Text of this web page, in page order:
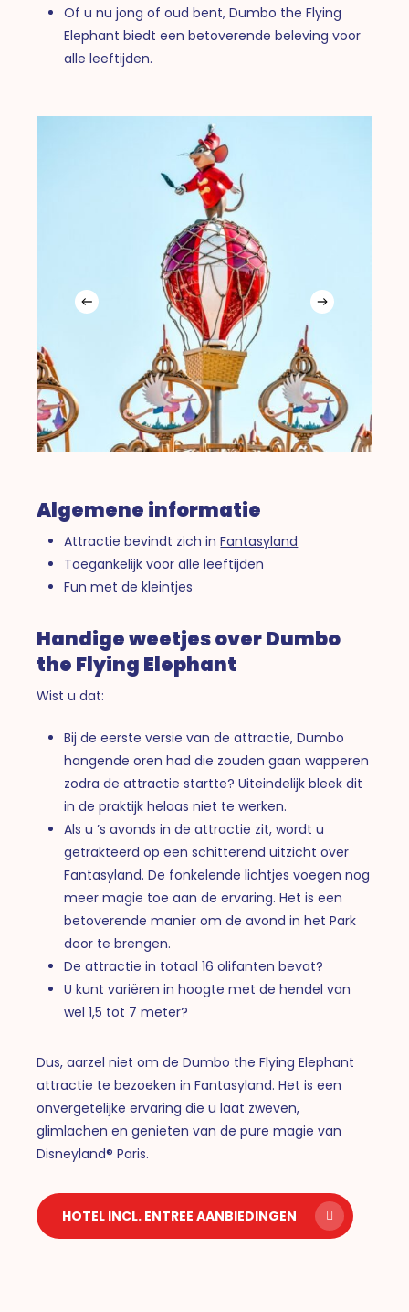
Of u nu jong of oud bent, Dumbo the Flying
Elephant biedt een betoverende beleving voor
alle leeftijden.
Algemene informatie
Attractie bevindt zich inFantasyland
Toegankelijk voor alle leeftijden
Fun met de kleintjes
Handige weetjes over Dumbo
the Flying Elephant
Wist u dat:
Bij de eerste versie van de attractie, Dumbo
hangende oren had die zouden gaan wapperen
zodra de attractie startte? Uiteindelijk bleek dit
in de praktijk helaas niet te werken.
Als u ’s avonds in de attractie zit, wordt u
getrakteerd op een schitterend uitzicht over
Fantasyland. De fonkelende lichtjes voegen nog
meer magie toe aan de ervaring. Het is een
betoverende manier om de avond in het Park
door te brengen.
De attractie in totaal 16 olifanten bevat?
U kunt variëren in hoogte met de hendel van
wel 1,5 tot 7 meter?
Dus, aarzel niet om de Dumbo the Flying Elephant
attractie te bezoeken in Fantasyland. Het is een
onvergetelijke ervaring die u laat zweven,
glimlachen en genieten van de pure magie van
Disneyland® Paris.
HOTEL INCL. ENTREE AANBIEDINGEN